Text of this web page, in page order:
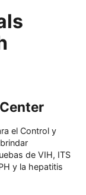
el Control y
de VIH, ITS
y la hepatitis